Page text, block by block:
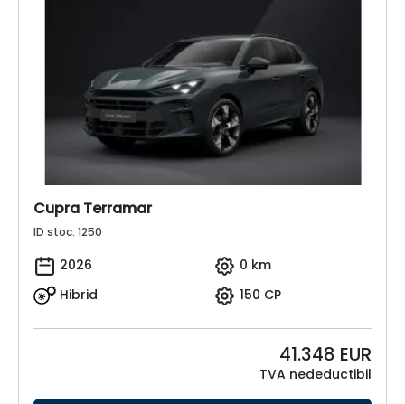
Cupra Terramar
ID stoc: 1250
2026
0 km
Hibrid
150 CP
41.348 EUR
TVA nedeductibil